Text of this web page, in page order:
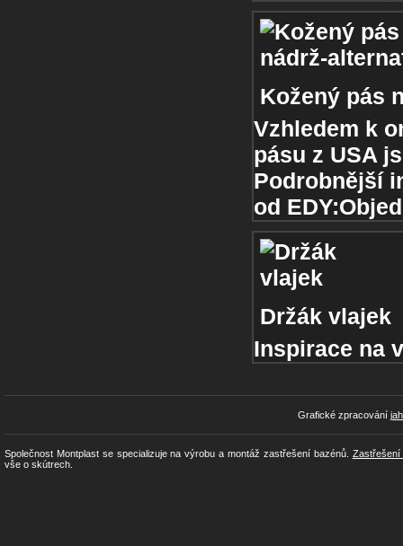
Kožený pás
Vzhledem k
pásu z USA
Podrobnější
od
Držák vlajek
Inspirace na
Grafické zpracování
Společnost Montplast se specializuje na výrobu a montáž zastřešení bazénů. Zastřešení
vše o skútrech.